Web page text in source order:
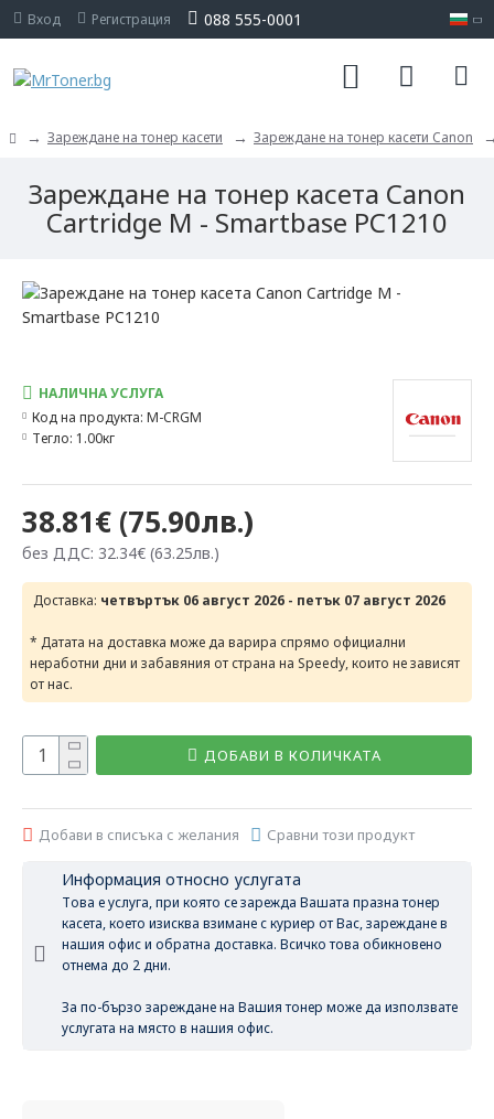
Вход Регистрация 088 555-0001
Зареждане на тонер касети Зареждане на тонер касети Canon
Зареждане на тонер касета Canon
Cartridge M - Smartbase PC1210
38.81€ (75.90лв.)
без ДДС: 32.34€ (63.25лв.)
НАЛИЧНА УСЛУГА
Код на продукта: M-CRGM
Тегло: 1.00кг
Доставка: четвъртък 06 август 2026 - петък 07 август 2026
* Датата на доставка може да варира спрямо официални
неработни дни и забавяния от страна на Speedy, които не зависят
от нас.
ДОБАВИ В КОЛИЧКАТА
Добави в списъка с желания Сравни този продукт
Информация относно услугата
Това е услуга, при която се зарежда Вашата празна тонер
касета, което изисква взимане с куриер от Вас, зареждане в
нашия офис и обратна доставка. Всичко това обикновено
отнема до 2 дни.
За по-бързо зареждане на Вашия тонер може да използвате
услугата на място в нашия офис.